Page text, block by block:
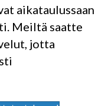
aikataulussaan
Meiltä saatte
jotta